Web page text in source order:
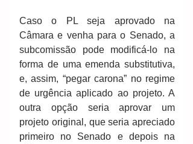
Caso o PL seja aprovado na
Câmara e venha para o Senado, a
subcomissão pode modificá-lo na
forma de uma emenda substitutiva,
e, assim, “pegar carona” no regime
de urgência aplicado ao projeto. A
outra opção seria aprovar um
projeto original, que seria apreciado
primeiro no Senado e depois na